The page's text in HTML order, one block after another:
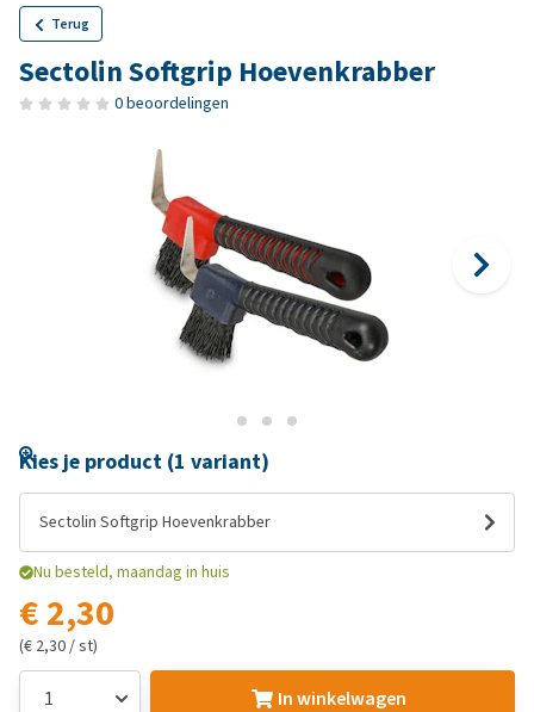
Terug
Sectolin Softgrip Hoevenkrabber
0 beoordelingen
Kies je product (1 variant)
Sectolin Softgrip Hoevenkrabber
Nu besteld, maandag in huis
€ 2,30
(€ 2,30 / st)
In winkelwagen